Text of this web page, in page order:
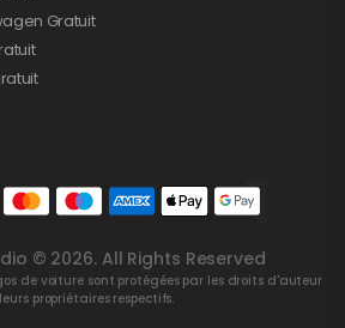
Gratuit
© 2026. All Rights Reserved
de voiture sont protégées par les droits d'auteur
propriétaires respectifs.